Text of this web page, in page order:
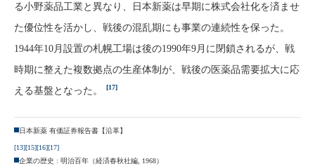
る小野薬品工業と異なり、日本新薬は早期に株式会社化を済ませ
た優位性を活かし、戦後の混乱期にも事業の連続性を保った。
1944年10月設置の札幌工場は後の1990年9月に閉鎖されるが、戦
時期に整えた複数拠点の生産体制が、戦後の医薬品需要拡大に応
える基盤となった。
[17]
日本新薬 有価証券報告書【沿革】
[13][15][16][17]
企業の歴史 : 明治百年（経済春秋社編, 1968）